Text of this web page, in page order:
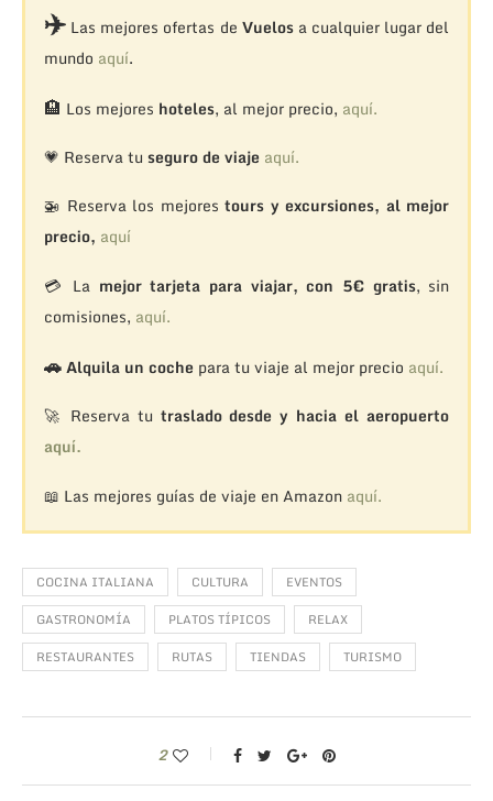
✈️Las mejores ofertas de Vuelosa cualquier lugar del
mundo aquí.
🏨 Los mejores hoteles, al mejor precio, aquí.
💗 Reserva tu seguro de viaje aquí.
🚁 Reserva los mejorestours y excursiones, al mejor
precio, aquí
💳 La mejor tarjeta para viajar, con 5€ gratis, sin
comisiones, aquí.
🚗Alquila un coche para tu viaje al mejor precio aquí.
🚀 Reserva tu traslado desde y hacia el aeropuerto
aquí.
📖 Las mejores guías de viaje en Amazon aquí.
COCINA ITALIANA CULTURA
EVENTOS
GASTRONOMÍA
PLATOS TÍPICOS
RELAX
RESTAURANTES
RUTAS TIENDAS TURISMO
2